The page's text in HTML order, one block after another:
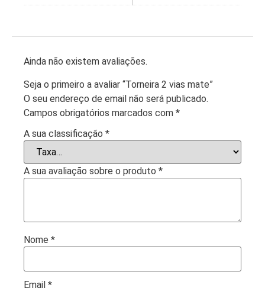
Ainda não existem avaliações.
Seja o primeiro a avaliar “Torneira 2 vias mate”
O seu endereço de email não será publicado.
Campos obrigatórios marcados com *
A sua classificação *
A sua avaliação sobre o produto *
Nome *
Email *